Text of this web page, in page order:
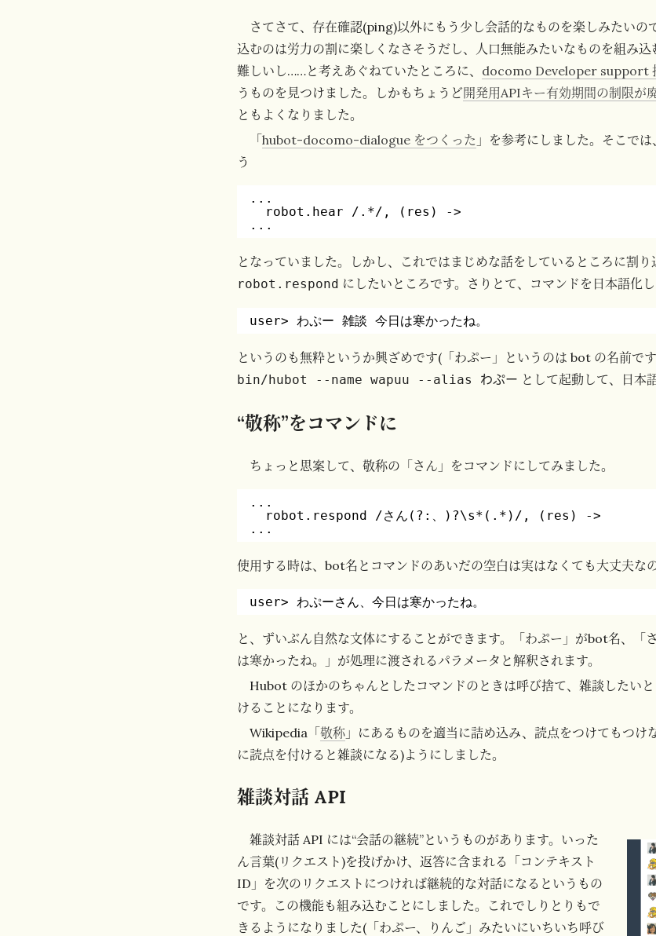
さてさて、存在確認(ping)以外にもう少し会話的なものを楽しみたいの
込むのは労力の割に楽しくなさそうだし、人口無能みたいなものを組み
難しいし……と考えあぐねていたところに、 docomo Developer support
うものを見つけました。しかもちょうど開発用APIキー有効期間の制限が
ともよくなりました。
「hubot-docomo-dialogue をつくった 」を参考にしました。そこで
う
...
robot.hear /.*/, (res) ->
...
となっていました。しかし、これではまじめな話をしているところに割
robot.respond にしたいところです。さりとて、コマンドを日本語化
user> わぷー 雑談 今日は寒かったね。
というのも無粋というか興ざめです(「わぷー」というのは bot の名前で
bin/hubot --name wapuu --alias わぷー として起動して、日本
“敬称”をコマンドに
ちょっと思案して、敬称の「さん」をコマンドにしてみました。
...
robot.respond /さん(?:、)?\s*(.*)/, (res) ->
...
使用する時は、bot名とコマンドのあいだの空白は実はなくても大丈夫なの
user> わぷーさん、今日は寒かったね。
と、ずいぶん自然な文体にすることができます。「わぷー」がbot名、「
は寒かったね。」が処理に渡されるパラメータと解釈されます。
Hubot のほかのちゃんとしたコマンドのときは呼び捨て、雑談したい
けることになります。
Wikipedia「敬称 」にあるものを適当に詰め込み、読点をつけてもつけ
に読点を付けると雑談になる)ようにしました。
雑談対話 API
雑談対話 API には“会話の継続”というものがあります。いった
ん言葉(リクエスト)を投げかけ、返答に含まれる「コンテキスト
ID」を次のリクエストにつければ継続的な対話になるというもの
です。この機能も組み込むことにしました。これでしりとりもで
きるようになりました(「わぷー、りんご」みたいにいちいち呼び